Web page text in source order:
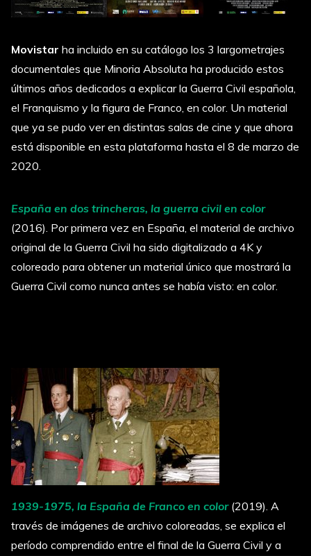
Movistar ha incluido en su catálogo los 3 largometrajes
documentales que Minoria Absoluta ha producido estos
últimos años dedicados a explicar la Guerra Civil española,
el Franquismo y la figura de Franco, en color. Un material
que ya se pudo ver en distintas salas de cine y que ahora
está disponible en esta plataforma hasta el 8 de marzo de
2020.
España en dos trincheras, la guerra civil en color
(2016). Por primera vez en España, el material de archivo
original de la Guerra Civil ha sido digitalizado a 4K y
coloreado para obtener un material único que mostrará la
Guerra Civil como nunca antes se había visto: en color.
1939-1975, la España de Franco en color (2019). A
través de imágenes de archivo coloreadas, se explica el
período comprendido entre el final de la Guerra Civil y a